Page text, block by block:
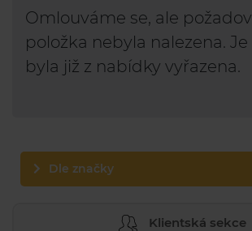
Omlouváme se, ale
položka nebyla nalezena.
byla již z nabídky vyřazena.
Dle značky
Klientská sekce